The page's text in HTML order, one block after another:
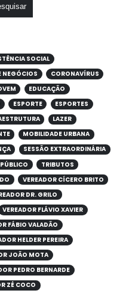
SOCIAL
NEGÓCIOS
CORONAVÍRUS
EDUCAÇÃO
ESPORTE
ESPORTES
LAZER
MOBILIDADE URBANA
SESSÃO EXTRAORDINÁRIA
TRIBUTOS
VEREADOR CÍCERO BRITO
DR. GRILO
VEREADOR FLÁVIO XAVIER
FÁBIO VALADÃO
HELDER PEREIRA
JOÃO MOTA
PEDRO BERNARDE
ZÉ COCO